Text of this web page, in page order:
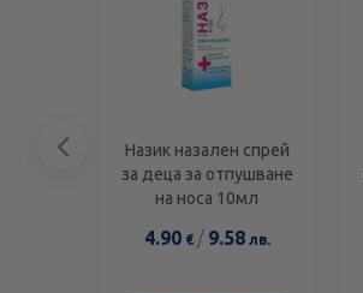
Назик назален спрей
за деца за отпушване
на носа 10мл
4.90€ / 9.58лв.
Предишен
елемент